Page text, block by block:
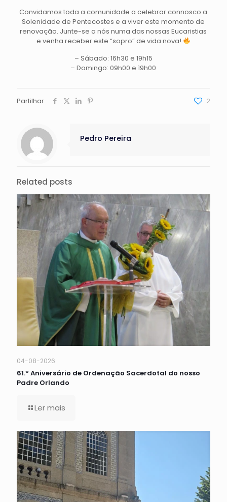
Convidamos toda a comunidade a celebrar connosco a
Solenidade de Pentecostes e a viver este momento de
renovação. Junte-se a nós numa das nossas Eucaristias
e venha receber este “sopro” de vida nova!
– Sábado: 16h30 e 19h15
– Domingo: 09h00 e 19h00
Partilhar 2
Pedro Pereira
Related posts
04-08-2026
61.º Aniversário de Ordenação Sacerdotal do nosso
Padre Orlando
Ler mais